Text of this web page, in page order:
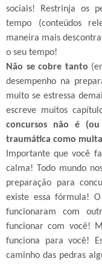
sociais! Restrinja os
tempo (conteúdos
maneira mais
o seu tempo!
Não se cobre tanto
desempenho na
muito se estressa
escreve muitos
concursos não é (ou
traumática como
Importante que você
calma! Todo mundo
preparação para
existe essa fórmula!
funcionaram com
funcionar com você!
funciona para você!
caminho das pedras